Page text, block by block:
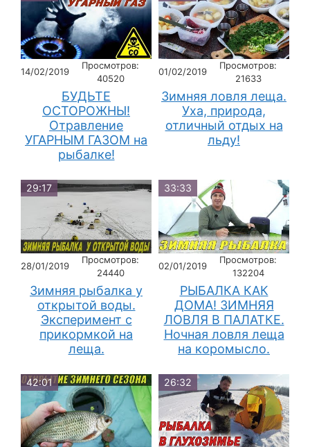
14/02/2019
Просмотров:
40520
БУДЬТЕ
ОСТОРОЖНЫ!
Отравление
УГАРНЫМ ГАЗОМ на
рыбалке!
01/02/2019
Просмотров:
21633
Зимняя ловля леща.
Уха, природа,
отличный отдых на
льду!
29:17
28/01/2019
Просмотров:
24440
Зимняя рыбалка у
открытой воды.
Эксперимент с
прикормкой на
леща.
33:33
02/01/2019
Просмотров:
132204
РЫБАЛКА КАК
ДОМА! ЗИМНЯЯ
ЛОВЛЯ В ПАЛАТКЕ.
Ночная ловля леща
на коромысло.
42:01 26:32